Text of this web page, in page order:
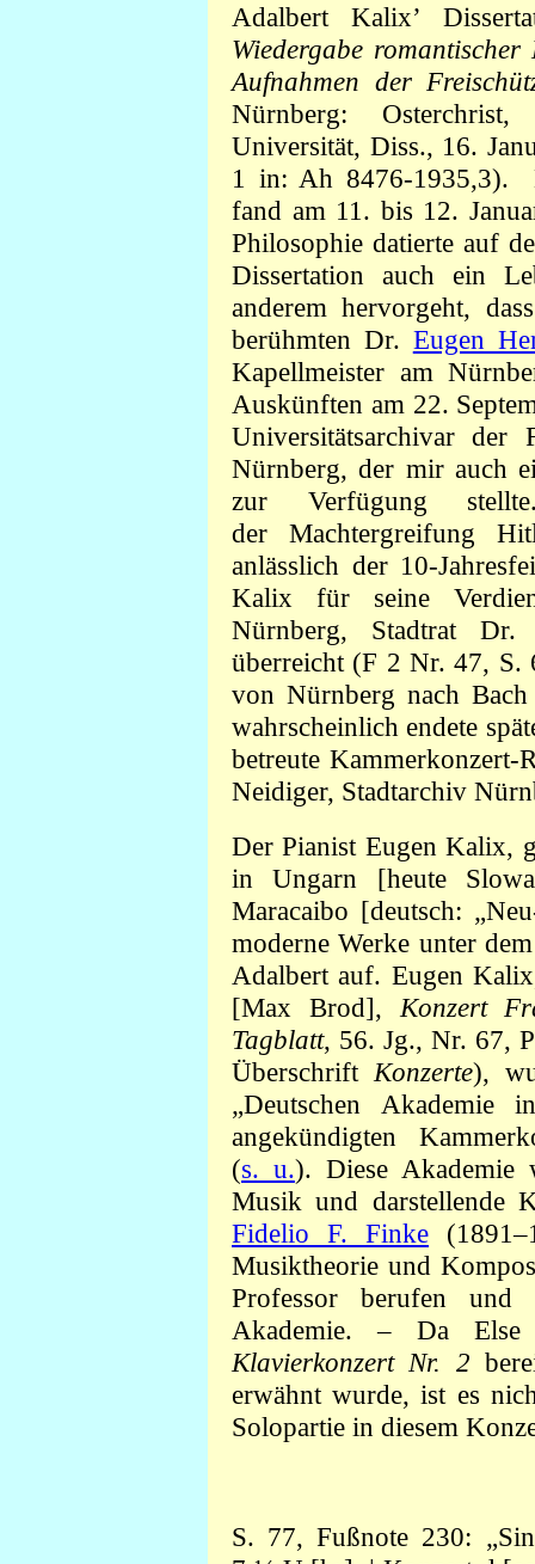
Adalbert Kalix’
Wiedergabe
Aufnahmen der
Nürnberg:
Universität, Diss., 16.
1 in: Ah 8476-1935,3).
fand am 11. bis 12.
Philosophie datierte auf
Dissertation auch ein
anderem hervorgeht,
berühmten Dr. Eugen
Kapellmeister am
Auskünften am 22.
Universitätsarchivar der
Nürnberg, der mir auch
zur Verfügung
der Machtergreifung
anlässlich der 10-
Kalix für seine
Nürnberg, Stadtrat Dr.
überreicht (F 2 Nr. 47,
von Nürnberg nach
wahrscheinlich endete
betreute
Neidiger, Stadtarchiv
Der Pianist Eugen Kalix,
in Ungarn [heute
Maracaibo [deutsch:
moderne Werke unter
Adalbert auf. Eugen
[Max Brod], Konzert
Tagblatt, 56. Jg., Nr. 67,
Überschrift Konzerte),
„Deutschen
angekündigten
(s. u.). Diese Akademie
Musik und darstellende
Fidelio F. Finke
Musiktheorie und
Professor berufen
Akademie. – Da Else
Klavierkonzert Nr. 2
erwähnt wurde, ist es
Solopartie in diesem
S. 77, Fußnote 230: